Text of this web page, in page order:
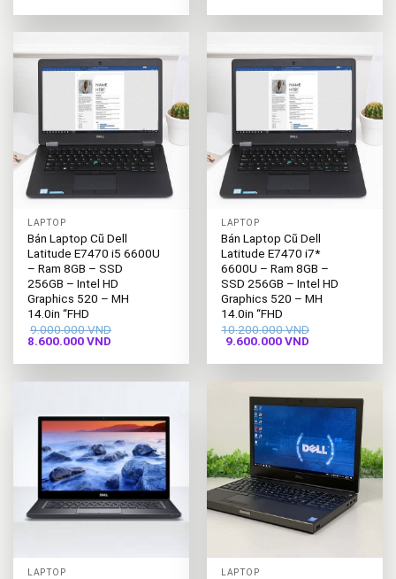
là:
tại
là:
tại
LAPTOP
Bán Laptop Cũ Dell
Latitude E7470 i5 6600U
– Ram 8GB – SSD
256GB – Intel HD
Graphics 520 – MH
14.0in “FHD
9.000.000VND
Giá
là:
8.600.000VND
tại
8.600.000 VND.
LAPTOP
Bán Laptop Cũ Dell
Latitude E7470 i7*
6600U – Ram 8GB –
SSD 256GB – Intel HD
Graphics 520 – MH
14.0in “FHD
10.200.000VND
Giá
là:
9.600.000VND
tại
LAPTOP LAPTOP